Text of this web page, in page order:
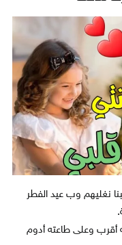
نغليهم وب عيد الفطر
أقرب وعلى طاعته أدوم